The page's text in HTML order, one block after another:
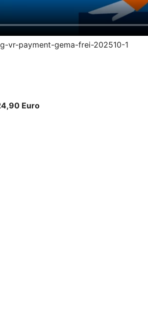
vr-payment-gema-frei-202510-1
Euro